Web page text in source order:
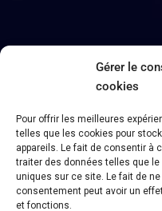
Gérer le
cookies
Pour offrir les meilleures
telles que les cookies pour
appareils. Le fait de consentir à
traiter des données telles que
uniques sur ce site. Le fait de
consentement peut avoir un
et fonctions.
Informations
388 Bd Jean Jacques
Bègles
05 56 08 48 34
Heures d’ouverture :